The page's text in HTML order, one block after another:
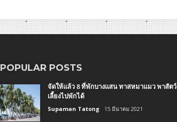
POPULAR POSTS
จัดให้แล้ว 8 ที่พักบางแสน ทาสหมาแมว พาสัตว์
เลี้ยงไปพักได้
Supaman Tatong 15 มีนาคม 2021